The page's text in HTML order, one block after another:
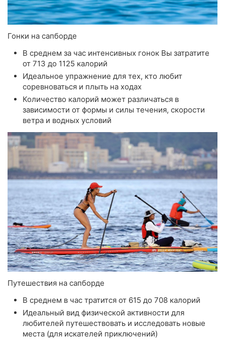
Гонки на сапборде
В среднем за час интенсивных гонок Вы затратите
от 713 до 1125 калорий
Идеальное упражнение для тех, кто любит
соревноваться и плыть на ходах
Количество калорий может различаться в
зависимости от формы и силы течения, скорости
ветра и водных условий
Путешествия на сапборде
В среднем в час тратится от 615 до 708 калорий
Идеальный вид физической активности для
любителей путешествовать и исследовать новые
места (для искателей приключений)